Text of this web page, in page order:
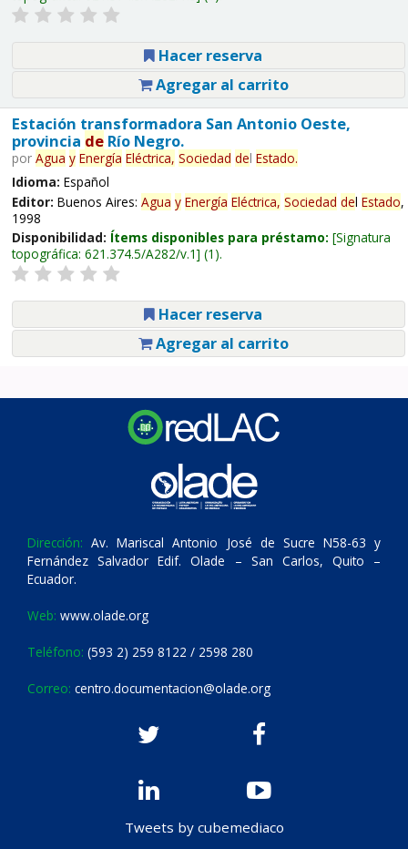
Hacer reserva
Agregar al carrito
Estación transformadora San Antonio Oeste,
provincia deRío Negro.
por Agua y Energía Eléctrica, Sociedad del Estado.
Idioma: Español
Editor: Buenos Aires: Agua y Energía Eléctrica, Sociedad del Estado,
1998
Disponibilidad: Ítems disponibles para préstamo: Signatura
topográfica: 621.374.5/A282/v.1 (1).
Hacer reserva
Agregar al carrito
Dirección: Av. Mariscal Antonio José de Sucre N58-63 y
Fernández Salvador Edif. Olade – San Carlos, Quito –
Ecuador.
Web: www.olade.org
Teléfono: (593 2) 259 8122 / 2598 280
Correo: centro.documentacion@olade.org
Tweets by cubemediaco